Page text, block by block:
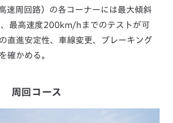
速周回路）の各コーナーには最大傾斜
最高速度200km/hまでのテストが可
直進安定性、車線変更、ブレーキング
確かめる。
周回コース